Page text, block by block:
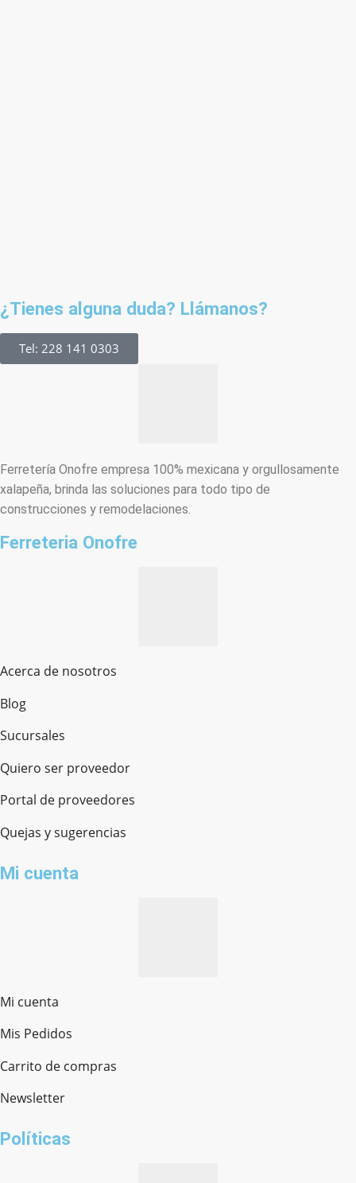
¿Tienes alguna duda? Llámanos?
Tel: 228 141 0303
Ferretería Onofre empresa 100% mexicana y orgullosamente
xalapeña, brinda las soluciones para todo tipo de
construcciones y remodelaciones.
Ferreteria Onofre
Acerca de nosotros
Blog
Sucursales
Quiero ser proveedor
Portal de proveedores
Quejas y sugerencias
Mi cuenta
Mi cuenta
Mis Pedidos
Carrito de compras
Newsletter
Políticas